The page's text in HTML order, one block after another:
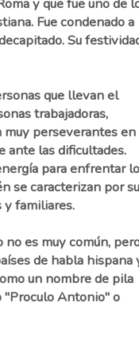
Fue condenado a
Su
que llevan el
trabajadoras,
perseverantes en
ante las dificultades.
para enfrentar
se caracterizan por su
y familiares.
no es muy común,
de habla hispana
un nombre de pila
"Proculo Antonio" o